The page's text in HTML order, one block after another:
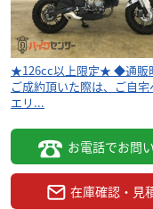
★126cc以上限定★ ◆通販
ご成約頂いた際は、ご自
エリ...
お電話でお問
在庫確認・見